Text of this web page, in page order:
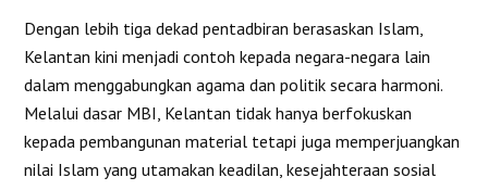
Dengan lebih tiga dekad pentadbiran berasaskan Islam,
Kelantan kini menjadi contoh kepada negara-negara lain
dalam menggabungkan agama dan politik secara harmoni.
Melalui dasar MBI, Kelantan tidak hanya berfokuskan
kepada pembangunan material tetapi juga memperjuangkan
nilai Islam yang utamakan keadilan, kesejahteraan sosial